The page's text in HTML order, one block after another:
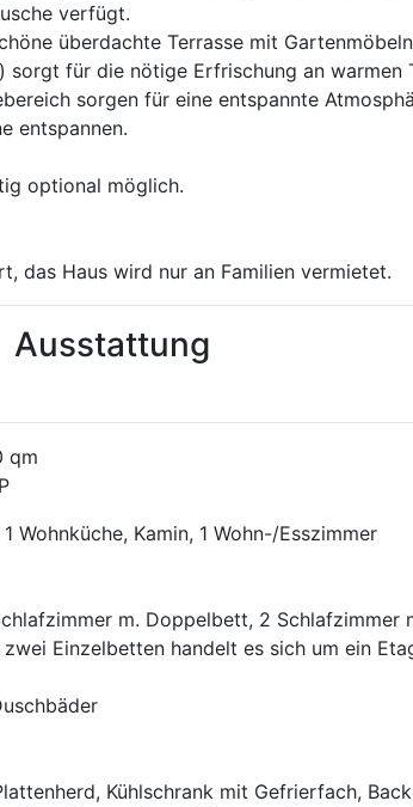
verfügt.
überdachte Terrasse mit
für die nötige Erfrischung an warmen
sorgen für eine entspannte
entspannen.
optional möglich.
das Haus wird nur an Familien vermietet.
Ausstattung
qm
1 Wohnküche, Kamin, 1 Wohn-/Esszimmer
m. Doppelbett, 2 Schlafzimmer
zwei Einzelbetten handelt es sich um ein
Kühlschrank mit Gefrierfach,